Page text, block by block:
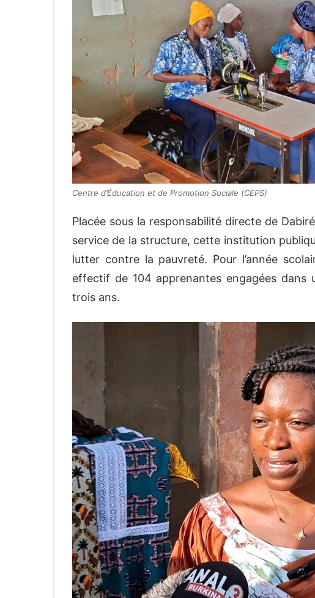
Centre d’Éducation et de Promotion Sociale (CEPS)
Placée sous la responsabilité directe de
service de la structure, cette institution
lutter contre la pauvreté. Pour l’année
effectif de 104 apprenantes engagées dans
trois ans.